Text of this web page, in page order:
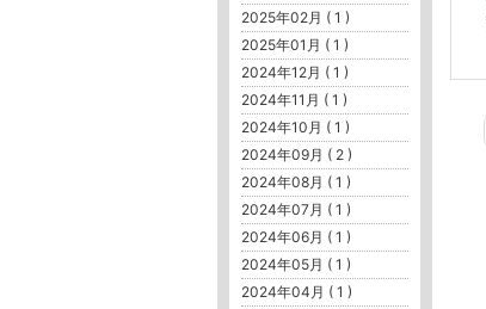
2025年02月 ( 1 )
2025年01月 ( 1 )
2024年12月 ( 1 )
2024年11月 ( 1 )
2024年10月 ( 1 )
2024年09月 ( 2 )
2024年08月 ( 1 )
2024年07月 ( 1 )
2024年06月 ( 1 )
2024年05月 ( 1 )
2024年04月 ( 1 )